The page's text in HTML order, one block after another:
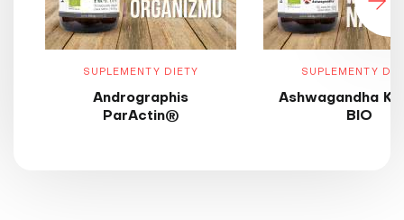
SUPLEMENTY DIETY
Andrographis
ParActin®
SUPLEMENTY
Ashwagandha
BIO